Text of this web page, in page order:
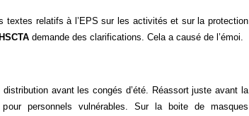
textes relatifs à l’EPS sur les activités et sur la protection
demande des clarifications. Cela a causé de l’émoi.
distribution avant les congés d’été. Réassort juste avant la
personnels vulnérables. Sur la boite de masques